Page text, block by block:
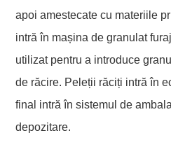
apoi amestecate cu materiile
intră în mașina de granulat
utilizat pentru a introduce
de răcire. Peleții răciți intră în
final intră în sistemul de
depozitare.